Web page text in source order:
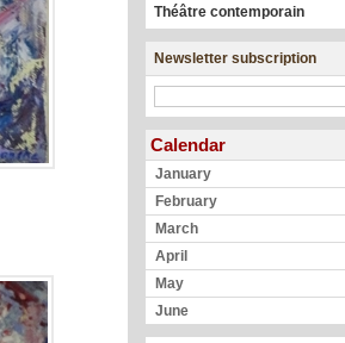
Théâtre contemporain
Newsletter subscription
Calendar
January
February
March
April
May
June